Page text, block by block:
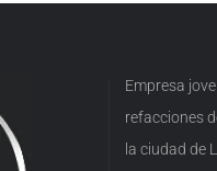
Empresa
refacciones
la ciudad de